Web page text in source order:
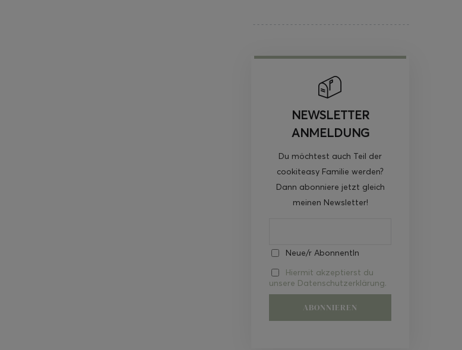
NEWSLETTER
ANMELDUNG
Du möchtest auch Teil der
cookiteasy Familie werden?
Dann abonniere jetzt gleich
meinen Newsletter!
Neue/r AbonnentIn
Hiermit akzeptierst du
unsere Datenschutzerklärung.